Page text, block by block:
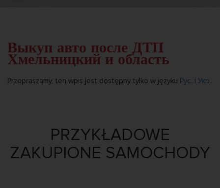
Выкуп авто после ДТП
Хмельницкий и область
Przepraszamy, ten wpis jest dostępny tylko w języku Рус. i Укр..
PRZYKŁADOWE
ZAKUPIONE SAMOCHODY